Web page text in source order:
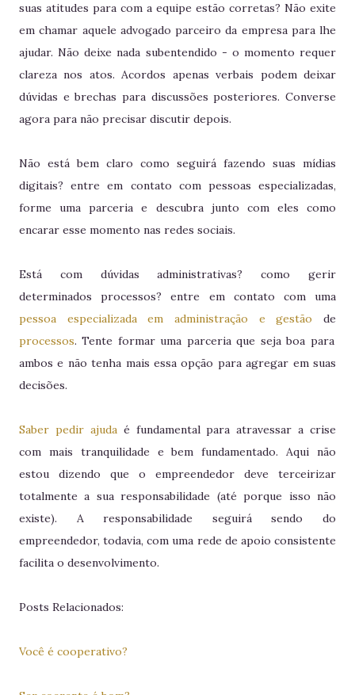
suas atitudes para com a equipe estão corretas? Não exite
em chamar aquele advogado parceiro da empresa para lhe
ajudar. Não deixe nada subentendido - o momento requer
clareza nos atos. Acordos apenas verbais podem deixar
dúvidas e brechas para discussões posteriores. Converse
agora para não precisar discutir depois.
Não está bem claro como seguirá fazendo suas mídias
digitais? entre em contato com pessoas especializadas,
forme uma parceria e descubra junto com eles como
encarar esse momento nas redes sociais.
Está com dúvidas administrativas? como gerir
determinados processos? entre em contato com uma
pessoa especializada em administração e gestão de
processos. Tente formar uma parceria que seja boa para
ambos e não tenha mais essa opção para agregar em suas
decisões.
Saber pedir ajuda é fundamental para atravessar a crise
com mais tranquilidade e bem fundamentado. Aqui não
estou dizendo que o empreendedor deve terceirizar
totalmente a sua responsabilidade (até porque isso não
existe). A responsabilidade seguirá sendo do
empreendedor, todavia, com uma rede de apoio consistente
facilita o desenvolvimento.
Posts Relacionados:
Você é cooperativo?